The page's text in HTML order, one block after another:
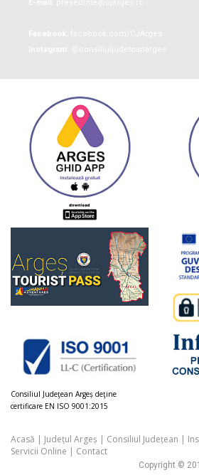
Consiliul Judeţean Argeș deţine
certificare EN ISO 9001:2015
Acasă | Județul Argeș | Consiliul Județean |
Servicii Online | Contact
Copyright ©